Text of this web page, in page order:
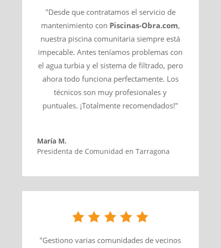
"Desde que contratamos el servicio de
mantenimiento con Piscinas-Obra.com,
nuestra piscina comunitaria siempre está
impecable. Antes teníamos problemas con
el agua turbia y el sistema de filtrado, pero
ahora todo funciona perfectamente. Los
técnicos son muy profesionales y
puntuales. ¡Totalmente recomendados!"
María M.
Presidenta de Comunidad en Tarragona
"Gestiono varias comunidades de vecinos